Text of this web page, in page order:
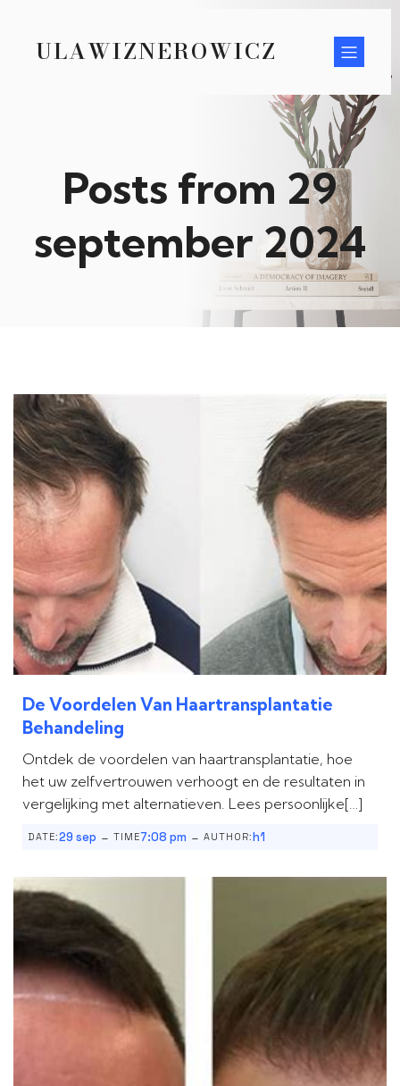
ULAWIZNEROWICZ
Posts from 29
september 2024
De Voordelen Van Haartransplantatie
Behandeling
Ontdek de voordelen van haartransplantatie, hoe
het uw zelfvertrouwen verhoogt en de resultaten in
vergelijking met alternatieven. Lees persoonlijke[…]
DATE:29 sep - TIME7:08 pm - AUTHOR:h1